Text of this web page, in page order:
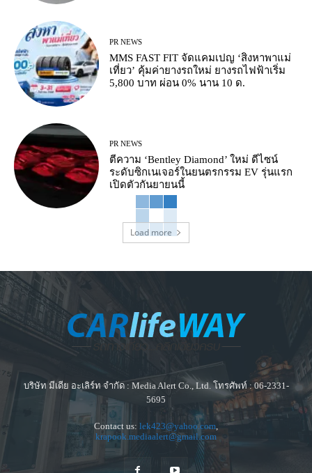
PR NEWS
MMS FAST FIT จัดแคมเปญ ‘สิงหาพาแม่
เที่ยว’ คุ้มค่ายางรถใหม่ ยางรถไฟฟ้าเริ่ม
5,800 บาท ผ่อน 0% นาน 10 ด.
PR NEWS
ตีความ ‘Bentley Diamond’ ใหม่ ดีไซน์
ระดับซิกเนเจอร์ในยนตรกรรม EV รุ่นแรก
เปิดตัวกันยายนนี้
Load more
บริษัท มีเดีย อะเลิร์ท จำกัด : Media Alert Co., Ltd. โทรศัพท์ : 06-2331-
5695
Contact us: lek423@yahoo.com,
krapook.mediaalert@gmail.com